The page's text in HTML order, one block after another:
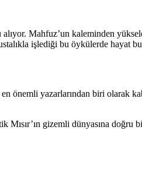
Mahfuz’un kaleminden
işlediği bu öykülerde hayat
önemli yazarlarından biri olarak
Mısır’ın gizemli dünyasına